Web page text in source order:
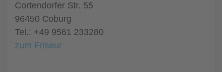
Cortendorfer Str. 55
96450 Coburg
Tel.: +49 9561 233280
zum Friseur